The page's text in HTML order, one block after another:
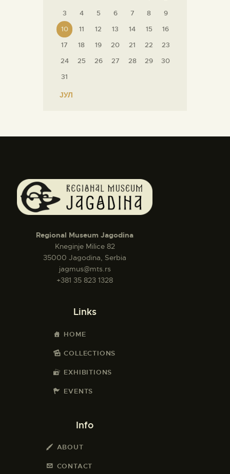
3
4 5 6 7 8
9
10
11 12 13 14 15
16
17
18 19 20 21 22
23
24
25 26 27 28 29
30
31
« ЈУЛ
Regional Museum Jagodina
Kneginje Milice 82
35000 Jagodina, Serbia
jagmus@mts.rs
+381 35 823 1328
Links
HOME
COLLECTIONS
EXHIBITIONS
EVENTS
Info
ABOUT
CONTACT